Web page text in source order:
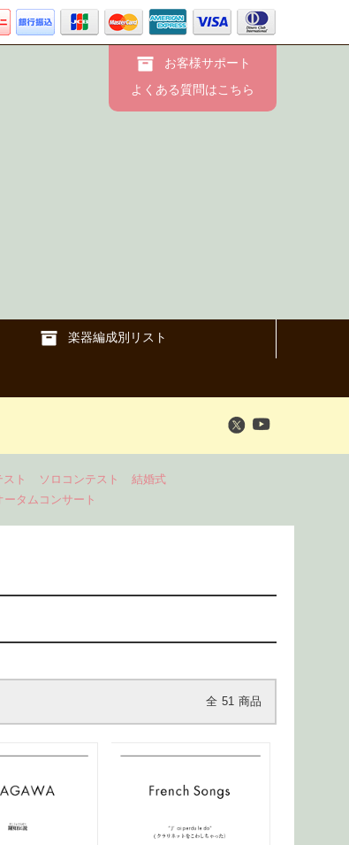
お客様サポート
よくある質問はこちら
楽器編成別リスト
ト ソロコンテスト
結婚式
ータムコンサート
全 51 商品